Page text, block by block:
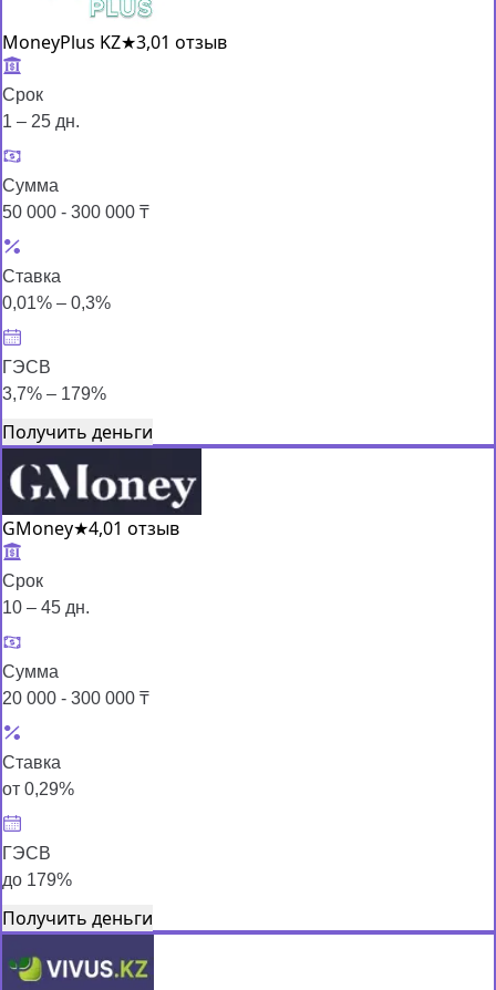
MoneyPlus KZ★3,01 отзыв
Срок
1 – 25 дн.
Сумма
50 000 - 300 000 ₸
Ставка
0,01% – 0,3%
ГЭСВ
3,7% – 179%
Получить деньги
GMoney★4,01 отзыв
Срок
10 – 45 дн.
Сумма
20 000 - 300 000 ₸
Ставка
от 0,29%
ГЭСВ
до 179%
Получить деньги